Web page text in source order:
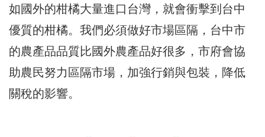
如國外的柑橘大量進口台灣，就會衝擊到台中
優質的柑橘。我們必須做好市場區隔，台中市
的農產品品質比國外農產品好很多，市府會協
助農民努力區隔市場，加強行銷與包裝，降低
關稅的影響。